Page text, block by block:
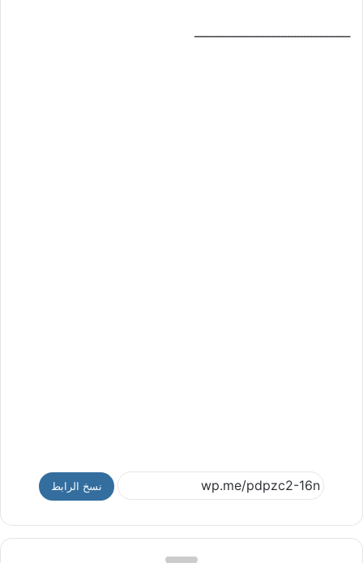
ــــــــــــــــــــــــــــــــــــــــــــــــ
نسخ الرابط